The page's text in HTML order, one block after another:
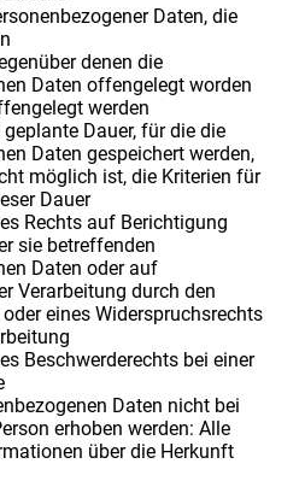
Daten, die
denen die
Daten offengelegt worden
werden
Dauer, für die die
Daten gespeichert werden,
möglich ist, die Kriterien für
Dauer
Rechts auf Berichtigung
sie betreffenden
Daten oder auf
Verarbeitung durch den
eines Widerspruchsrechts
Beschwerderechts bei einer
Daten nicht bei
erhoben werden: Alle
über die Herkunft